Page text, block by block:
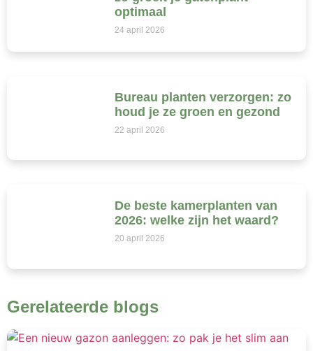
optimaal
24 april 2026
Bureau planten verzorgen: zo
houd je ze groen en gezond
22 april 2026
De beste kamerplanten van
2026: welke zijn het waard?
20 april 2026
Gerelateerde blogs